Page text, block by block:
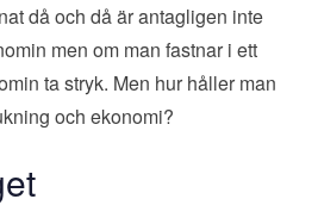
då och då är antagligen inte
men om man fastnar i ett
ta stryk. Men hur håller man
och ekonomi?